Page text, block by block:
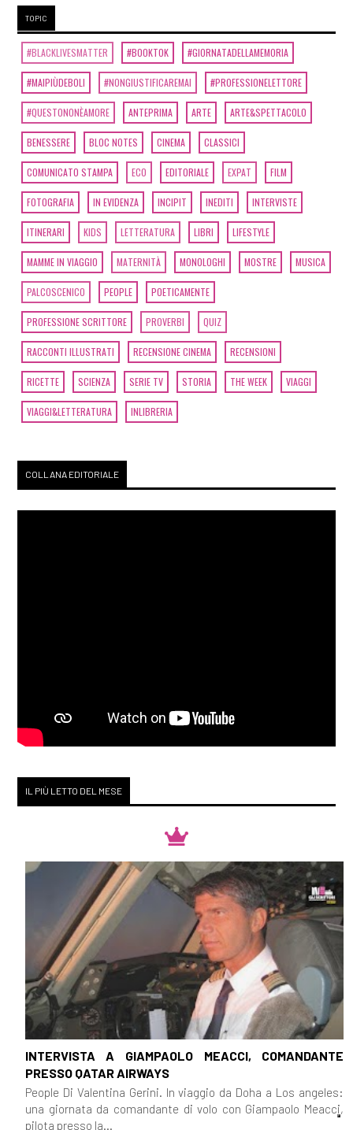
TOPIC
#BLACKLIVESMATTER #BOOKTOK #GIORNATADELLAMEMORIA
#MAIPIÙDEBOLI #NONGIUSTIFICAREMAI #PROFESSIONELETTORE
#QUESTONONÈAMORE ANTEPRIMA ARTE ARTE&SPETTACOLO
BENESSERE BLOC NOTES CINEMA CLASSICI
COMUNICATO STAMPA ECO EDITORIALE EXPAT FILM
FOTOGRAFIA IN EVIDENZA INCIPIT INEDITI INTERVISTE
ITINERARI KIDS LETTERATURA LIBRI LIFESTYLE
MAMME IN VIAGGIO MATERNITÀ MONOLOGHI MOSTRE MUSICA
PALCOSCENICO PEOPLE POETICAMENTE
PROFESSIONE SCRITTORE PROVERBI QUIZ
RACCONTI ILLUSTRATI RECENSIONE CINEMA RECENSIONI
RICETTE SCIENZA SERIE TV STORIA THE WEEK VIAGGI
VIAGGI&LETTERATURA INLIBRERIA
COLLANA EDITORIALE
IL PIÙ LETTO DEL MESE
INTERVISTA A GIAMPAOLO MEACCI, COMANDANTE
PRESSO QATAR AIRWAYS
People Di Valentina Gerini. In viaggio da Doha a Los angeles:
una giornata da comandante di volo con Giampaolo Meacci,
pilota presso la...